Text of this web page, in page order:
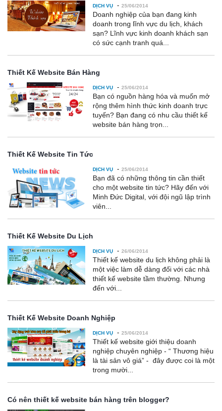
DỊCH VỤ - 25/06/2014
Doanh nghiệp của bạn đang kinh
doanh trong lĩnh vực du lịch, khách
sạn? Lĩnh vực kinh doanh khách sạn
có sức cạnh tranh quá...
Thiết Kế Website Bán Hàng
DỊCH VỤ - 25/06/2014
Bạn có nguồn hàng hóa và muốn mở
rộng thêm hình thức kinh doanh trực
tuyến? Bạn đang có nhu cầu thiết kế
website bán hàng trọn...
Thiết Kế Website Tin Tức
DỊCH VỤ - 25/06/2014
Bạn đã có những thông tin cần thiết
cho một website tin tức? Hãy đến với
Minh Đức Digital, với đội ngũ lập trình
viên...
Thiết Kế Website Du Lịch
DỊCH VỤ - 26/06/2014
Thiết kế website du lịch không phải là
một việc làm dễ dàng đối với các nhà
thiết kế website tầm thường. Nhưng
đến với...
Thiết Kế Website Doanh Nghiệp
DỊCH VỤ - 25/06/2014
Thiết kế website giới thiệu doanh
nghiệp chuyên nghiệp - “ Thương hiệu
là tài sản vô giá” - đây được coi là một
trong mười...
Có nên thiết kế website bán hàng trên blogger?